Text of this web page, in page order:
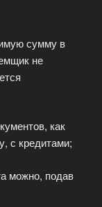
сумму в
не
как
с кредитами;
можно, подав